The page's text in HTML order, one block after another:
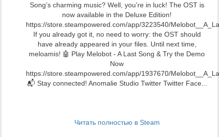
Song’s charming music? Well, you’re in luck! The OST is
now available in the Deluxe Edition!
https://store.steampowered.com/app/3223540/
If you already got it, no need to worry: the OST should
have already appeared in your files. Until next time,
meloamis! 🤖 Play Melobot - A Last Song & Try the Demo
Now
https://store.steampowered.com/app/1937670/
📬 Stay connected! Anomalie Studio Twitter Twitter Face...
Читать полностью в Steam